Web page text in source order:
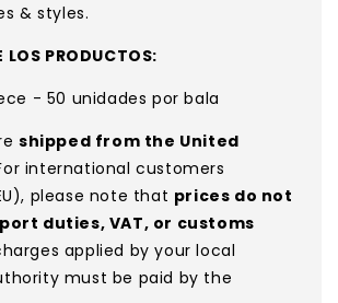
& styles.
LOS PRODUCTOS:
- 50 unidades por bala
shipped from the United
international customers
please note that prices do not
duties, VAT, or customs
applied by your local
must be paid by the